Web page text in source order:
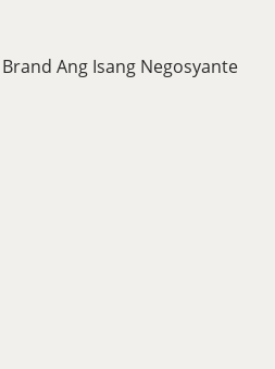
Ang Isang Negosyante